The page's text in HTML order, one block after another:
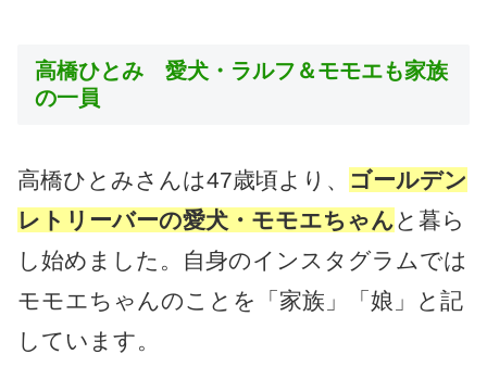
高橋ひとみ 愛犬・ラルフ＆モモエも家族
の一員
高橋ひとみさんは47歳頃より、 ゴールデン
レトリーバーの愛犬・モモエちゃんと暮ら
し始めました。自身のインスタグラムでは
モモエちゃんのことを「家族」「娘」と記
しています。